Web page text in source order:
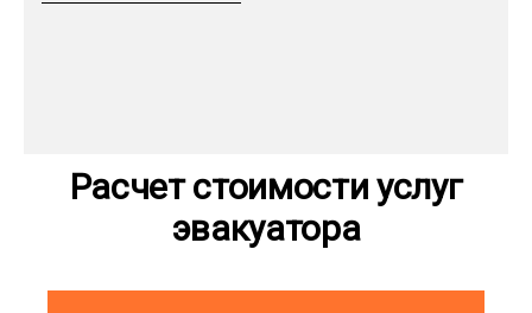
Расчет стоимости услуг
эвакуатора